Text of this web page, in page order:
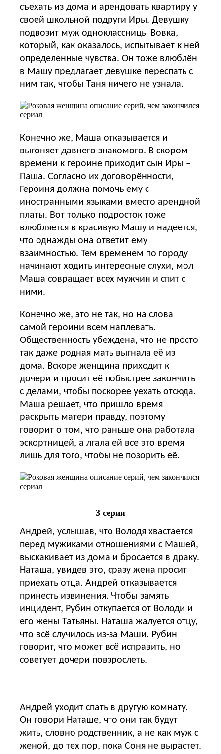
съехать из дома и арендовать квартиру у
своей школьной подруги Иры. Девушку
подвозит муж одноклассницы Вовка,
который, как оказалось, испытывает к ней
определенные чувства. Он тоже влюблён
в Машу предлагает девушке переспать с
ним так, чтобы Таня ничего не узнала.
Конечно же, Маша отказывается и
выгоняет давнего знакомого. В скором
времени к героине приходит сын Иры –
Паша. Согласно их договорённости,
Героиня должна помочь ему с
иностранными языками вместо арендной
платы. Вот только подросток тоже
влюбляется в красивую Машу и надеется,
что однажды она ответит ему
взаимностью. Тем временем по городу
начинают ходить интересные слухи, мол
Маша совращает всех мужчин и спит с
ними.
Конечно же, это не так, но на слова
самой героини всем наплевать.
Общественность убеждена, что не просто
так даже родная мать выгнала её из
дома. Вскоре женщина приходит к
дочери и просит её побыстрее закончить
с делами, чтобы поскорее уехать отсюда.
Маша решает, что пришло время
раскрыть матери правду, поэтому
говорит о том, что раньше она работала
эскортницей, а лгала ей все это время
лишь для того, чтобы не позорить её.
3 серия
Андрей, услышав, что Володя хвастается
перед мужиками отношениями с Машей,
выскакивает из дома и бросается в драку.
Наташа, увидев это, сразу жена просит
приехать отца. Андрей отказывается
принесть извинения. Чтобы замять
инцидент, Рубин откупается от Володи и
его жены Татьяны. Наташа жалуется отцу,
что всё случилось из-за Маши. Рубин
говорит, что может всё исправить, но
советует дочери повзрослеть.
Андрей уходит спать в другую комнату.
Он говори Наташе, что они так будут
жить, словно родственник, а не как муж с
женой, до тех пор, пока Соня не вырастет.